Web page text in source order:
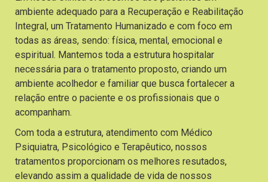
ambiente adequado para a Recuperação e Reabilitação
Integral, um Tratamento Humanizado e com foco em
todas as áreas, sendo: física, mental, emocional e
espiritual. Mantemos toda a estrutura hospitalar
necessária para o tratamento proposto, criando um
ambiente acolhedor e familiar que busca fortalecer a
relação entre o paciente e os profissionais que o
acompanham.
Com toda a estrutura, atendimento com Médico
Psiquiatra, Psicológico e Terapêutico, nossos
tratamentos proporcionam os melhores resutados,
elevando assim a qualidade de vida de nossos